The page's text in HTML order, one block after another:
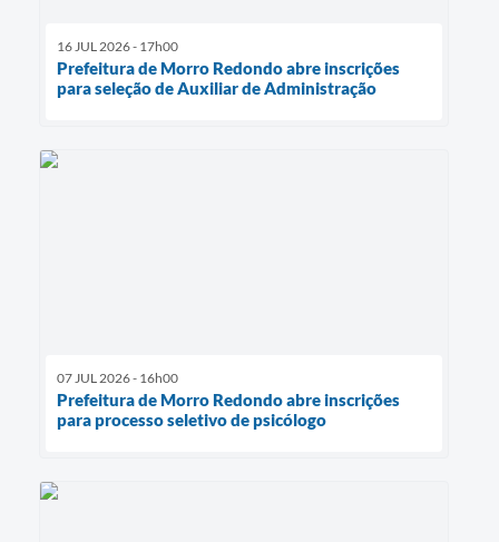
16 JUL 2026 - 17h00
Prefeitura de Morro Redondo abre inscrições
para seleção de Auxiliar de Administração
07 JUL 2026 - 16h00
Prefeitura de Morro Redondo abre inscrições
para processo seletivo de psicólogo